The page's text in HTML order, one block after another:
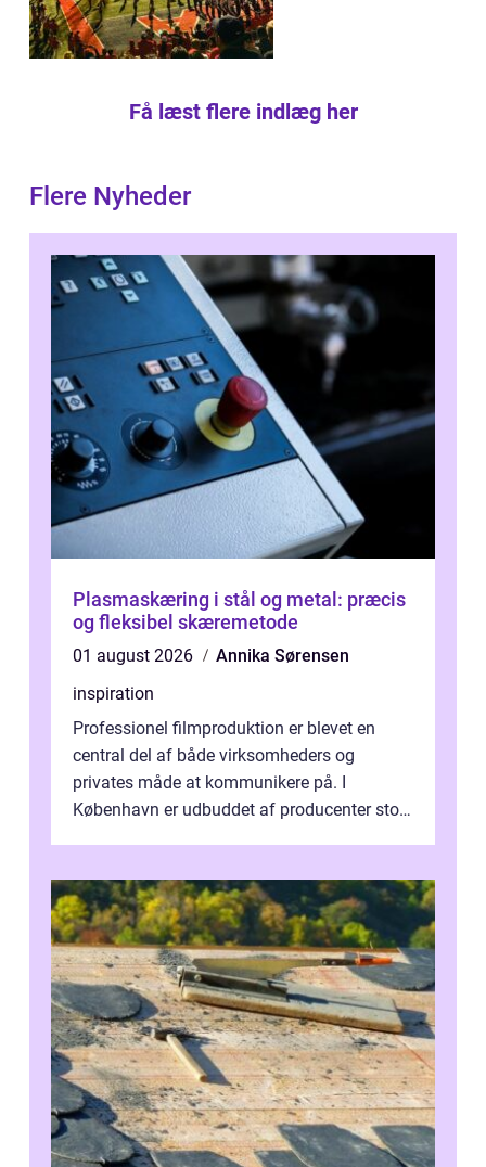
Få læst flere indlæg her
Flere Nyheder
Plasmaskæring i stål og metal: præcis
og fleksibel skæremetode
01 august 2026
Annika Sørensen
inspiration
Professionel filmproduktion er blevet en
central del af både virksomheders og
privates måde at kommunikere på. I
København er udbuddet af producenter stort,